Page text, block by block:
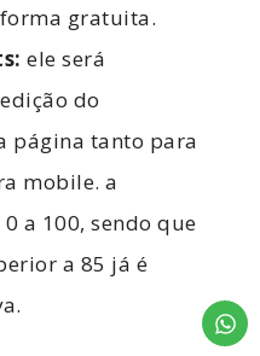
gratuita.
ele será
do
página tanto para
mobile. a
a 100, sendo que
a 85 já é